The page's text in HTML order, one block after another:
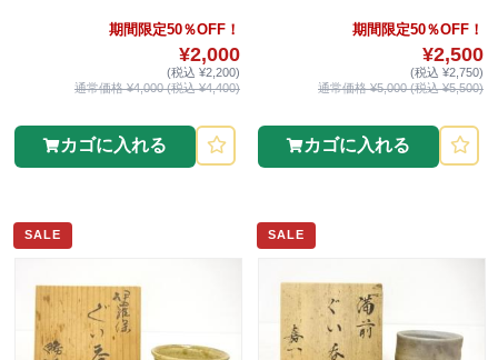
期間限定50％OFF！
¥2,000
(税込 ¥2,200)
通常価格 ¥4,000 (税込 ¥4,400)
カゴに入れる
期間限定50％OFF！
¥2,500
(税込 ¥2,750)
通常価格 ¥5,000 (税込 ¥5,500)
カゴに入れる
SALE SALE